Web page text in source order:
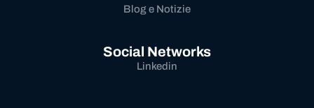
Blog e Notizie
Social Networks
Linkedin